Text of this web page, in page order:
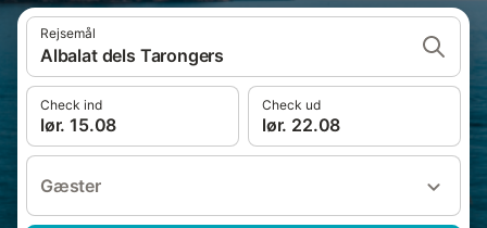
Rejsemål
Albalat dels Tarongers
Check ind
lør. 15.08
Check ud
lør. 22.08
Gæster